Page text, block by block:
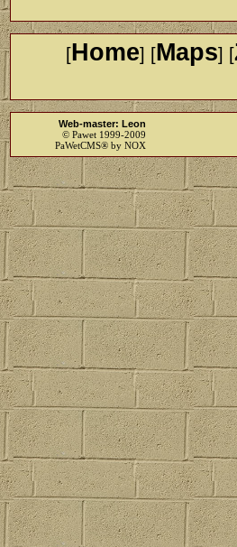
[Home] [Maps] [
Web-master: Leon
© Pawet 1999-2009
PaWetCMS® by NOX